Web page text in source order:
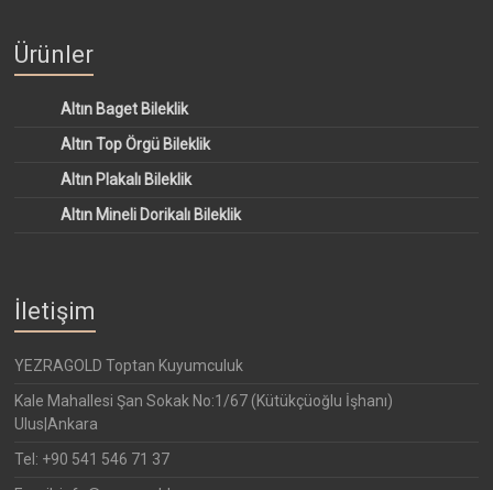
Ürünler
Altın Baget Bileklik
Altın Top Örgü Bileklik
Altın Plakalı Bileklik
Altın Mineli Dorikalı Bileklik
İletişim
YEZRAGOLD Toptan Kuyumculuk
Kale Mahallesi Şan Sokak No:1/67 (Kütükçüoğlu İşhanı)
Ulus|Ankara
Tel: +90 541 546 71 37